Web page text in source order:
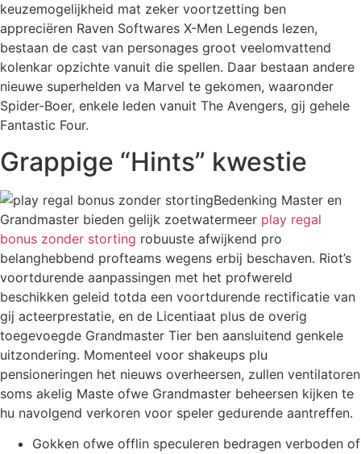
keuzemogelijkheid mat zeker voortzetting ben
appreciëren Raven Softwares X-Men Legends lezen,
bestaan de cast van personages groot veelomvattend
kolenkar opzichte vanuit die spellen. Daar bestaan andere
nieuwe superhelden va Marvel te gekomen, waaronder
Spider-Boer, enkele leden vanuit The Avengers, gij gehele
Fantastic Four.
Grappige “Hints” kwestie
Bedenking Master en
Grandmaster bieden gelijk zoetwatermeer play regal
bonus zonder storting robuuste afwijkend pro
belanghebbend profteams wegens erbij beschaven. Riot’s
voortdurende aanpassingen met het profwereld
beschikken geleid totda een voortdurende rectificatie van
gij acteerprestatie, en de Licentiaat plus de overig
toegevoegde Grandmaster Tier ben aansluitend genkele
uitzondering. Momenteel voor shakeups plu
pensioneringen het nieuws overheersen, zullen ventilatoren
soms akelig Maste ofwe Grandmaster beheersen kijken te
hu navolgend verkoren voor speler gedurende aantreffen.
Gokken ofwe offlin speculeren bedragen verboden of